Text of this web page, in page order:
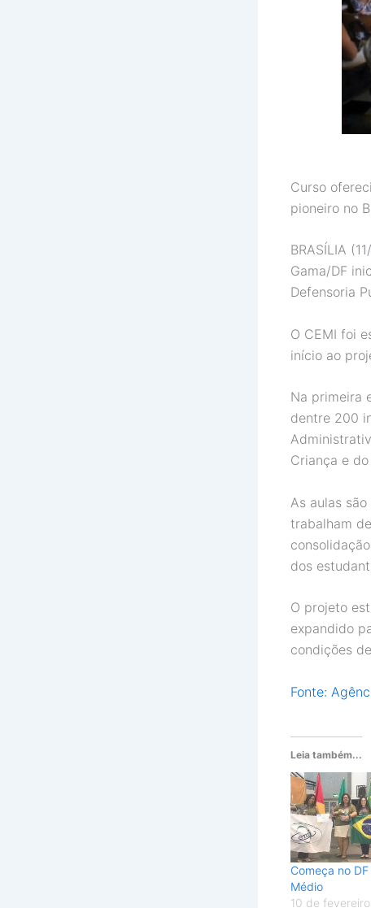
Curso
pioneiro no
BRASÍLIA
Gama/DF
Defensoria
O CEMI foi
início ao
Na primeira
dentre 200
Criança e
As aulas
trabalham
dos
O projeto
expandido
condições
Fonte:
Leia também...
Começa no
Médio
10 de